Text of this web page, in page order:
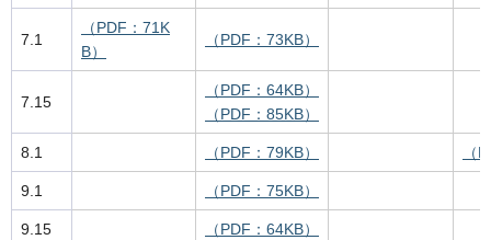
7.1
（PDF：71K
B）
（PDF：73KB）
7.15
（PDF：64KB）
（PDF：85KB）
8.1 （PDF：79KB） （
9.1 （PDF：75KB）
9.15 （PDF：64KB）